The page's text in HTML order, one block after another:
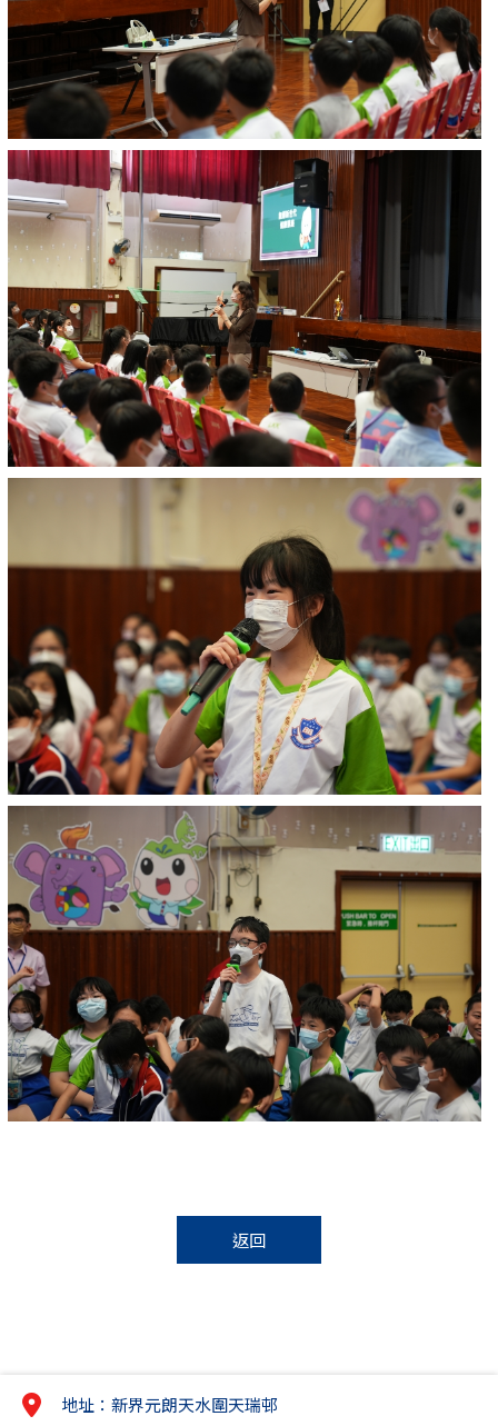
返回
地址：新界元朗天水圍天瑞邨